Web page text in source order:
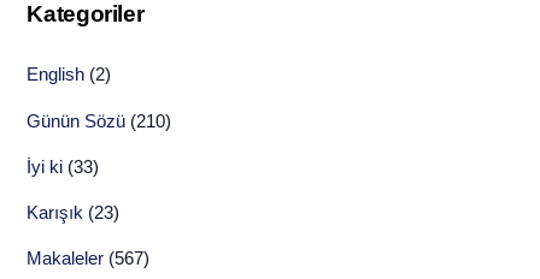
Kategoriler
English (2)
Günün Sözü (210)
İyi ki (33)
Karışık (23)
Makaleler (567)